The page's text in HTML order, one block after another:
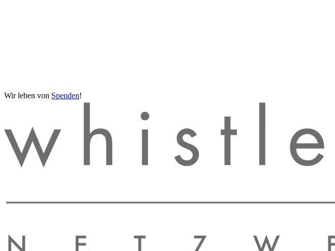
Wir leben von Spenden!